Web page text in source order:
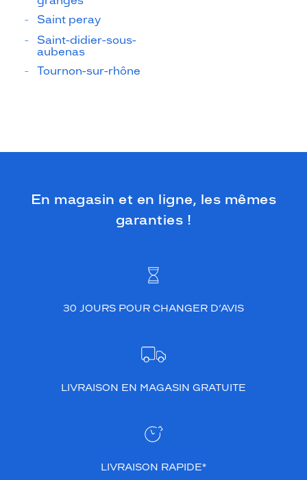
Saint peray
Saint-didier-sous-
aubenas
Tournon-sur-rhône
En magasin et en ligne, les mêmes
garanties !
30 JOURS POUR CHANGER D’AVIS
LIVRAISON EN MAGASIN GRATUITE
LIVRAISON RAPIDE*